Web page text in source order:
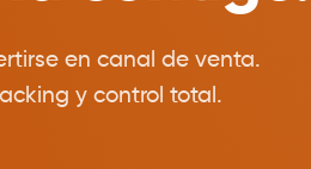
en canal de venta.
y control total.